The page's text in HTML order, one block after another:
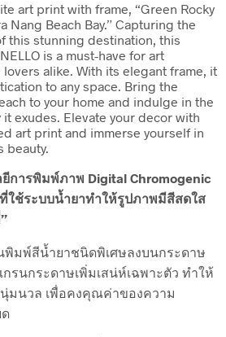
art print with frame, “Green Rocky
Nang Beach Bay.” Capturing the
this stunning destination, this
is a must-have for art
alike. With its elegant frame, it
to any space. Bring the
to your home and indulge in the
exudes. Elevate your decor with
art print and immerse yourself in
beauty.
ยีการพิมพ์ภาพ Digital Chromogenic
ใช้ระบบน้ำยาทำให้รูปภาพมีสีสดใส
พิมพ์สีน้ำยาชนิดพิเศษลงบนกระดาษ
กรนกระดาษเพิ่มเสน่ห์เฉพาะตัว ทำให้
มนวล เพื่อคงคุณค่าของความ